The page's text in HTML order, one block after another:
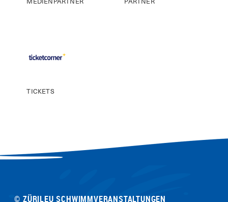
TICKETS
© ZÜRILEU SCHWIMMVERANSTALTUNGEN